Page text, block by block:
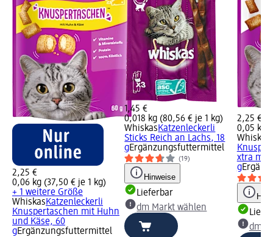
2,25 €
0,06 kg (37,50 € je 1 kg)
+ 1 weitere Größe
WhiskasKatzenleckerli
Knuspertaschen mit Huhn
und Käse, 60
gErgänzungsfuttermittel
1,45 €
0,018 kg (80,56 € je 1 kg)
WhiskasKatzenleckerli
Sticks Reich an Lachs, 18
gErgänzungsfuttermittel
(19)
Hinweise
Lieferbar
dm Markt wählen
2,25 €
0,05 kg
Whiskas
xtra
g
dm